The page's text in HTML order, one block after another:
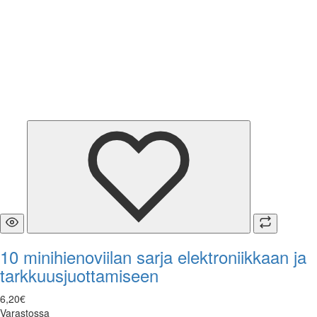
10 minihienoviilan sarja elektroniikkaan ja
tarkkuusjuottamiseen
6,20€
Varastossa